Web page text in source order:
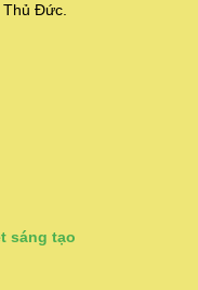
Đức.
sáng tạo